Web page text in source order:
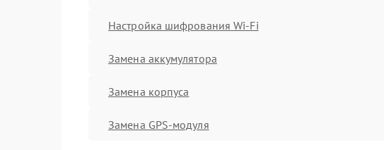
Настройка шифрования Wi-Fi
Замена аккумулятора
Замена корпуса
Замена GPS-модуля